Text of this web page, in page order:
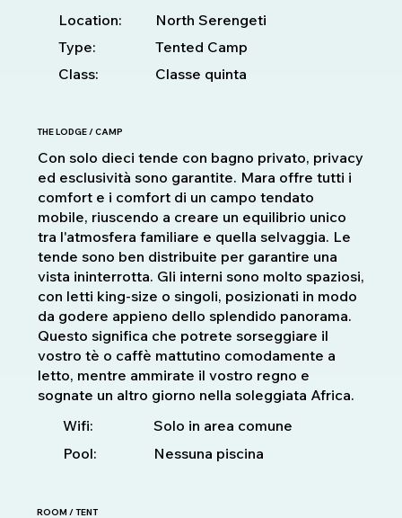
Location:
North Serengeti
Type:
Tented Camp
Class:
Classe quinta
THE LODGE / CAMP
Con solo dieci tende con bagno privato, privacy
ed esclusività sono garantite. Mara offre tutti i
comfort e i comfort di un campo tendato
mobile, riuscendo a creare un equilibrio unico
tra l'atmosfera familiare e quella selvaggia. Le
tende sono ben distribuite per garantire una
vista ininterrotta. Gli interni sono molto spaziosi,
con letti king-size o singoli, posizionati in modo
da godere appieno dello splendido panorama.
Questo significa che potrete sorseggiare il
vostro tè o caffè mattutino comodamente a
letto, mentre ammirate il vostro regno e
sognate un altro giorno nella soleggiata Africa.
Wifi:
Solo in area comune
Pool:
Nessuna piscina
ROOM / TENT